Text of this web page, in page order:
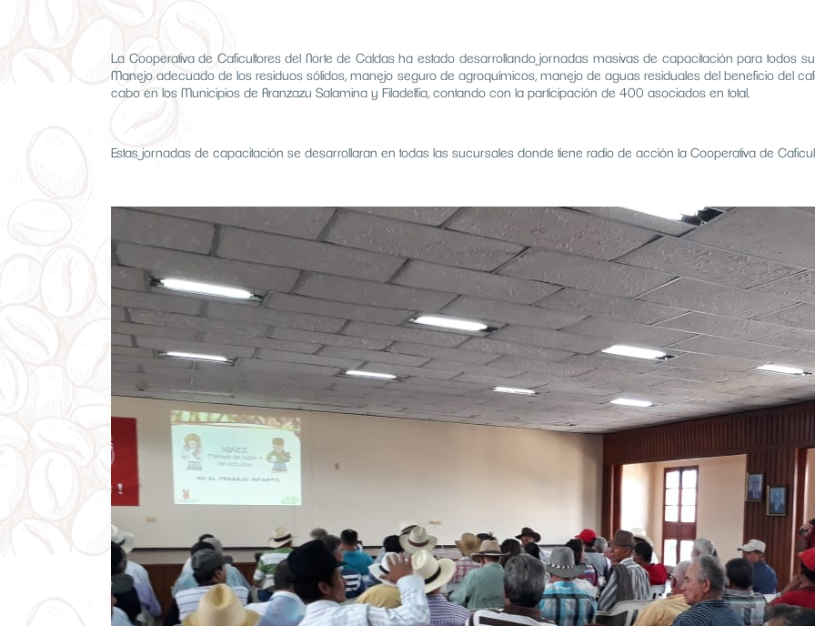
La Cooperativa de Caficultores del Norte de Caldas ha estado desarrollando jornadas masivas de capacitación para todos
Manejo adecuado de los residuos sólidos, manejo seguro de agroquímicos, manejo de aguas residuales del beneficio del
cabo en los Municipios de Aranzazu Salamina y Filadelfia, contando con la participación de 400 asociados en total.
Estas jornadas de capacitación se desarrollaran en todas las sucursales donde tiene radio de acción la Cooperativa de